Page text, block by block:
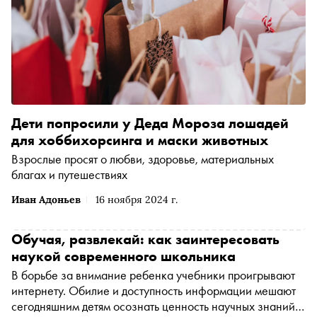
Иван Адоньев 16 ноября 2024 г.
Дети попросили у Деда Мороза лошадей
для хоббихорсинга и маски животных
Взрослые просят о любви, здоровье, материальных
благах и путешествиях
Обучая, развлекай: как заинтересовать
наукой современного школьника
В борьбе за внимание ребенка учебники проигрывают
интернету. Обилие и доступность информации мешают
сегодняшним детям осознать ценность научных знаний,